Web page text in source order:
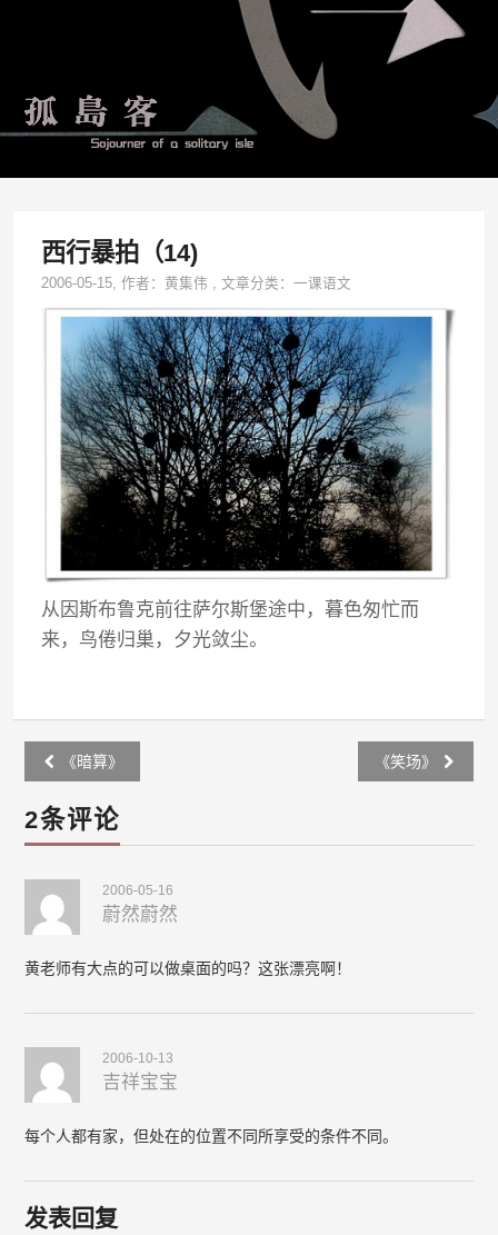
西行暴拍（14)
2006-05-15, 作者：黄集伟 ,文章分类：一课语文
从因斯布鲁克前往萨尔斯堡途中，暮色匆忙而
来，鸟倦归巢，夕光敛尘。
Post
navigation
《暗算》 《笑场》
2条评论
2006-05-16
蔚然蔚然
黄老师有大点的可以做桌面的吗？这张漂亮啊！
2006-10-13
吉祥宝宝
每个人都有家，但处在的位置不同所享受的条件不同。
发表回复